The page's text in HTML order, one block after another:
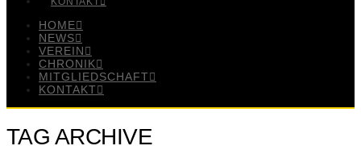
HOME
NEWS
VEREIN
CHRONIK
MITGLIEDSCHAFT
KONTAKT
TAG ARCHIVE